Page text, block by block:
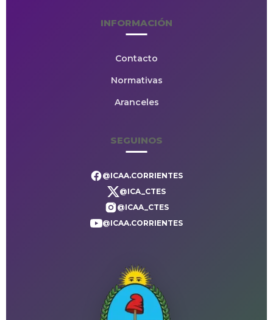
INFORMACIÓN
Contacto
Normativas
Aranceles
SEGUINOS
@ICAA.CORRIENTES
@ICA_CTES
@ICAA_CTES
@ICAA.CORRIENTES